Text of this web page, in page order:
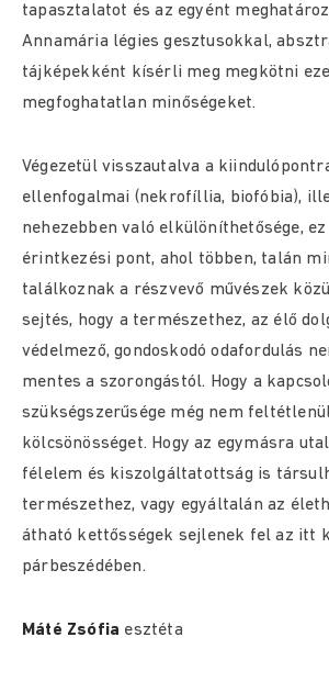
tapasztalatot és az egyént
Annamária légies gesztusokkal,
tájképekként kísérli meg megkötni
megfoghatatlan minőségeket.
Végezetül visszautalva a
ellenfogalmai (nekrofíllia, biofóbia),
nehezebben való elkülöníthetősége,
érintkezési pont, ahol többen, talán
találkoznak a részvevő művészek
sejtés, hogy a természethez, az élő
védelmező, gondoskodó odafordulás
mentes a szorongástól. Hogy a
szükségszerűsége még nem
kölcsönösséget. Hogy az egymásra
félelem és kiszolgáltatottság is
természethez, vagy egyáltalán az
átható kettősségek sejlenek fel az itt
párbeszédében.
Máté Zsófia esztéta